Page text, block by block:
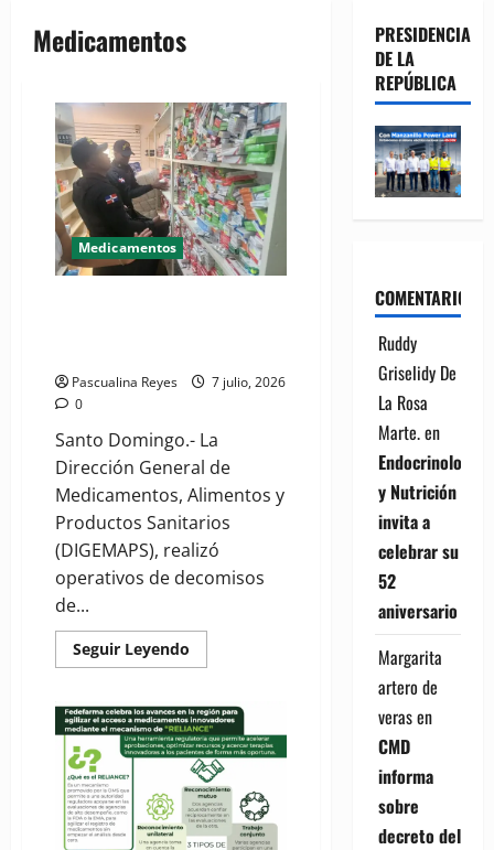
Medicamentos
Medicamentos
Pascualina Reyes
7 julio, 2026
0
Santo Domingo.- La
Dirección General de
Medicamentos, Alimentos y
Productos Sanitarios
(DIGEMAPS), realizó
operativos de decomisos
de...
Seguir Leyendo
more
combate
comercio
ilícito
de
medicamentos
a
nivel
nacional
PRESIDENCIA
DE LA
REPÚBLICA
COMENTARIOS
Ruddy
Griselidy De
La Rosa
Marte.en
Endocrinología
y Nutrición
invita a
celebrar su
52
aniversario
Margarita
artero de
verasen
CMD
informa
sobre
decreto del